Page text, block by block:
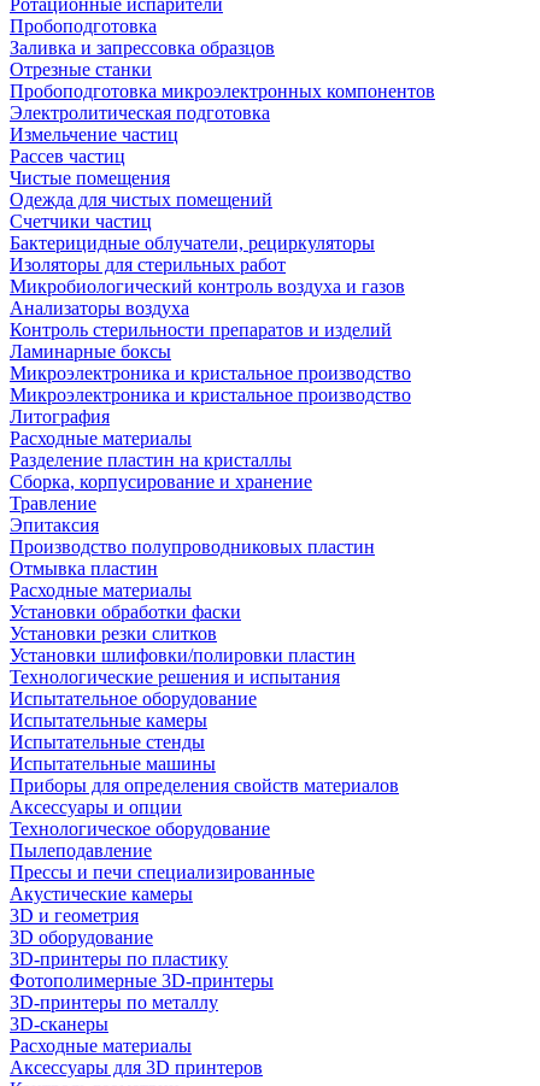
Ротационные испарители
Пробоподготовка
Заливка и запрессовка образцов
Отрезные станки
Пробоподготовка микроэлектронных компонентов
Электролитическая подготовка
Измельчение частиц
Рассев частиц
Чистые помещения
Одежда для чистых помещений
Счетчики частиц
Бактерицидные облучатели, рециркуляторы
Изоляторы для стерильных работ
Микробиологический контроль воздуха и газов
Анализаторы воздуха
Контроль стерильности препаратов и изделий
Ламинарные боксы
Микроэлектроника и кристальное производство
Микроэлектроника и кристальное производство
Литография
Расходные материалы
Разделение пластин на кристаллы
Сборка, корпусирование и хранение
Травление
Эпитаксия
Производство полупроводниковых пластин
Отмывка пластин
Расходные материалы
Установки обработки фаски
Установки резки слитков
Установки шлифовки/полировки пластин
Технологические решения и испытания
Испытательное оборудование
Испытательные камеры
Испытательные стенды
Испытательные машины
Приборы для определения свойств материалов
Аксессуары и опции
Технологическое оборудование
Пылеподавление
Прессы и печи специализированные
Акустические камеры
3D и геометрия
3D оборудование
3D-принтеры по пластику
Фотополимерные 3D-принтеры
3D-принтеры по металлу
3D-сканеры
Расходные материалы
Аксессуары для 3D принтеров